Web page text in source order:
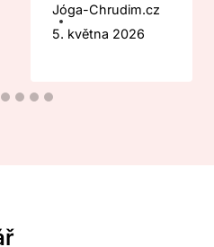
Jóga-Chrudim.cz
5. května 2026